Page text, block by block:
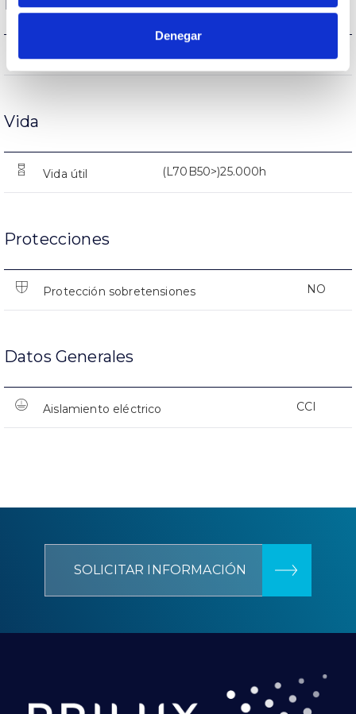
Denegar
Flujo luminoso (lm)
Vida
Vida útil (L70B50>)25.000h
Protecciones
Protección sobretensiones NO
Datos Generales
Aislamiento eléctrico CCI
SOLICITAR INFORMACIÓN